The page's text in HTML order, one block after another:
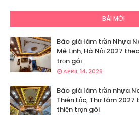
BÀI MỚI
Báo giá làm trần Nhựa
Mê Linh, Hà Nội 2027
trọn gói
APRIL 14, 2026
Báo giá làm trần nhựa
Thiên Lộc, Thư lâm
thiện trọn gói